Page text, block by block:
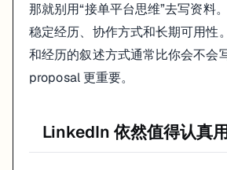
那就别用“接单平台思维”去写资料
稳定经历、协作方式和长期可用性
和经历的叙述方式通常比你会不会
proposal 更重要。
LinkedIn 依然值得认真用